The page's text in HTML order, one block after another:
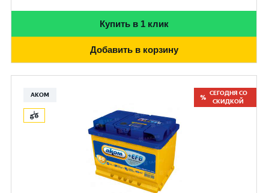
Купить в 1 клик
Добавить в корзину
АКОМ
СЕГОДНЯ СО
СКИДКОЙ